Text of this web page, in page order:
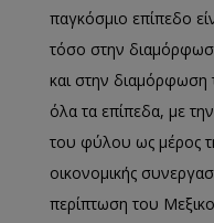
παγκόσμιο επίπεδο
τόσο στην
και στην
όλα τα επίπεδα, με
του φύλου ως μέρος
οικονομικής
περίπτωση του